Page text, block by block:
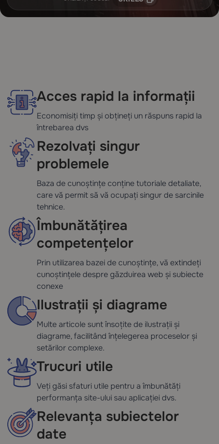
Acces rapid la informații
Economisiți timp și obțineți un răspuns rapid la
întrebarea dvs
Rezolvați singur
problemele
Baza de cunoștințe conține tutoriale detaliate,
care vă permit să vă ocupați singur de sarcinile
tehnice.
Îmbunătățirea
competențelor
Prin utilizarea bazei de cunoștințe, vă extindeți
cunoștințele despre găzduirea web și subiecte
conexe
Ilustrații și diagrame
Multe articole sunt însoțite de ilustrații și
diagrame, facilitând înțelegerea proceselor și
setărilor complexe.
Trucuri utile
Veți găsi sfaturi utile pentru a îmbunătăți
performanța site-ului sau aplicației dvs.
Relevanța subiectelor
date